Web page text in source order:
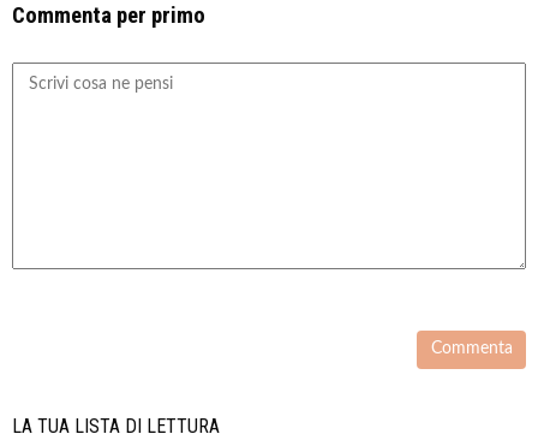
Commenta per primo
LA TUA LISTA DI LETTURA